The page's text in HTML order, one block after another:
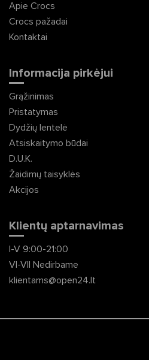
Apie Crocs
Crocs pažadai
Kontaktai
Informacija pirkėjui
Grąžinimas
Pristatymas
Dydžių lentelė
Atsiskaitymo būdai
D.U.K.
Žaidimų taisyklės
Akcijos
Klientų aptarnavimas
I-V 9:00-21:00
VI-VII Nedirbame
klientams@open24.lt